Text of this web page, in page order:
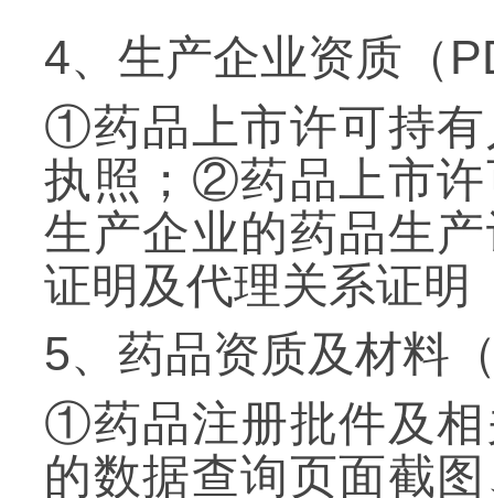
4、生产企业资质（
①药品上市许可持有
执照；②药品上市许
生产企业的药品生
证明及代理关系证明
5、药品资质及材料
①药品注册批件及
的数据查询页面截